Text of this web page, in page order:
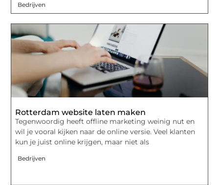
Bedrijven
Rotterdam website laten maken
Tegenwoordig heeft offline marketing weinig nut en
wil je vooral kijken naar de online versie. Veel klanten
kun je juist online krijgen, maar niet als
Bedrijven